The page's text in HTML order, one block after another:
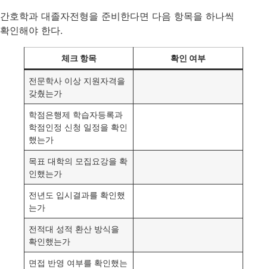
간호학과 대졸자전형을 준비한다면 다음 항목을 하나씩
확인해야 한다.
체크 항목 확인 여부
전문학사 이상 지원자격을
갖췄는가
학점은행제 학습자등록과
학점인정 신청 일정을 확인
했는가
목표 대학의 모집요강을 확
인했는가
전년도 입시결과를 확인했
는가
전적대 성적 환산 방식을
확인했는가
면접 반영 여부를 확인했는